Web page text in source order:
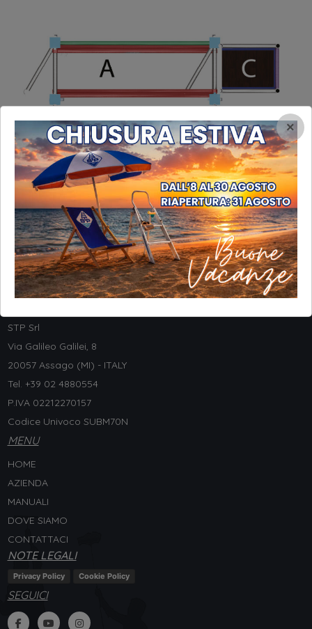
STP Srl
Via Galileo Galilei, 8
20057 Assago (MI) - ITALY
Tel. +39 02 4880554
P.IVA 02212270157
Codice Univoco SUBM70N
MENU
HOME
AZIENDA
MANUALI
DOVE SIAMO
CONTATTACI
NOTE LEGALI
Privacy Policy Cookie Policy
SEGUICI
×